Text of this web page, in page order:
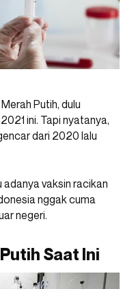
Putih, dulu
ini. Tapi nyatanya,
dari 2020 lalu
adanya vaksin racikan
nggak cuma
negeri.
Saat Ini